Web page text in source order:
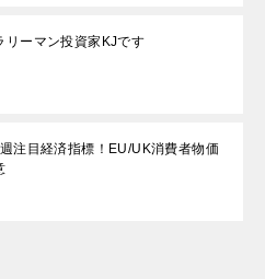
リーマン投資家KJです
注目経済指標！EU/UK消費者物価